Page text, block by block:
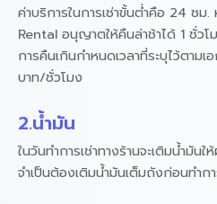
ค่าบริการในการเช่าขั้นต่ำคือ 24 ช
Rental อนุญาตให้คืนล่าช้าได้ 1 ชั่ว
การคืนเกินกำหนดเวลาที่ระบุไว้ตาม
บาท/ชั่วโมง
2.น้ำมัน
ในวันทำการเช่าทางร้านจะเติมน้ำมัน
จำเป็นต้องเติมน้ำมันเต็มถังก่อนทำก